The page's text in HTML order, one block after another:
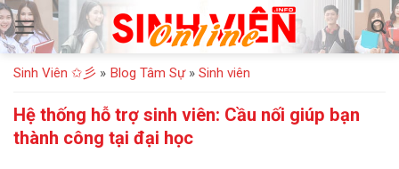
Bỏ
qua
nội
dung
Sinh Viên ✩彡 » Blog Tâm Sự» Sinh viên
Hệ thống hỗ trợ sinh viên: Cầu nối giúp bạn
thành công tại đại học